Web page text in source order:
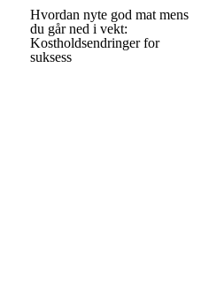
Hvordan nyte god mat mens
du går ned i vekt:
Kostholdsendringer for
suksess